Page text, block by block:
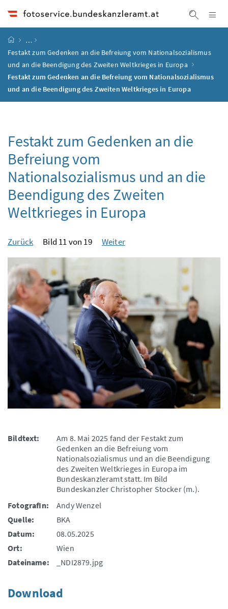
Suche
Startseite
…
Festakt zum Gedenken an die Befreiung vom Nationalsozialismus
und an die Beendigung des Zweiten Weltkrieges in Europa
Festakt zum Gedenken an die Befreiung vom Nationalsozialismus
und an die Beendigung des Zweiten Weltkrieges in Europa
Festakt zum Gedenken an die
Befreiung vom
Nationalsozialismus und an die
Beendigung des Zweiten
Weltkrieges in Europa
Zurück Bild 11 von 19 Weiter
Bildtext:
Am 8. Mai 2025 fand der Festakt zum
Gedenken an die Befreiung vom
Nationalsozialismus und an die Beendigung
des Zweiten Weltkrieges in Europa im
Bundeskanzleramt statt. Im Bild
Bundeskanzler Christopher Stocker (m.).
FotografIn:
Andy Wenzel
Quelle:
BKA
Datum:
08.05.2025
Ort:
Wien
Dateiname:
_NDI2879.jpg
Download